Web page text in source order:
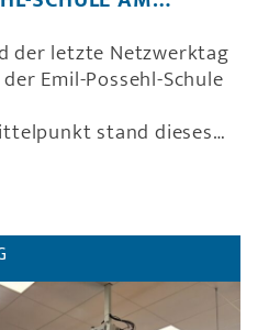
der letzte Netzwerktag
Emil-Possehl-Schule
stand dieses
im Bereich
Levon Kilian. Ergänzt
aus dem Bereich der
dem Fokus auf ein
eine Unterrichtsstunde